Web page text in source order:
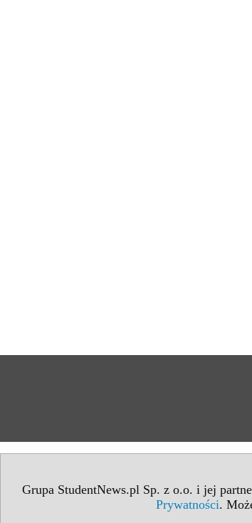
Grupa StudentNews.pl Sp. z o.o. i jej
Prywatności.